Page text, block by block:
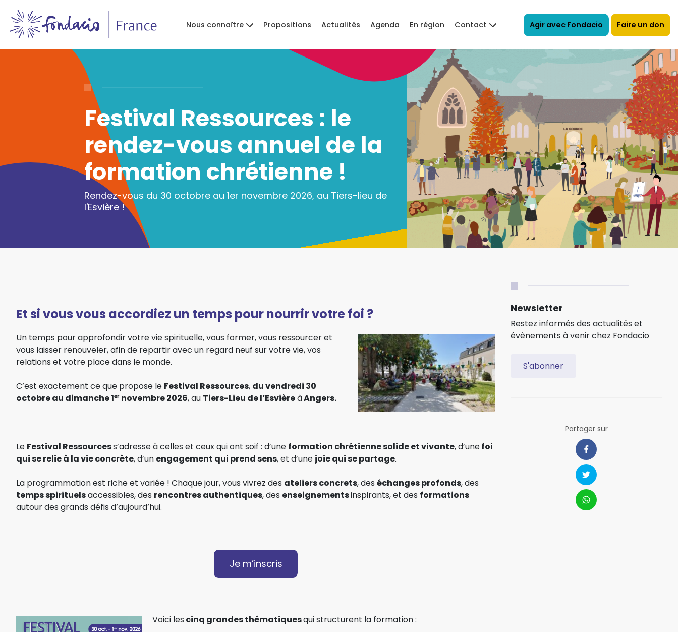
Nous connaître Propositions Actualités Agenda En région Contact Agir avec Fondacio Faire un don
Festival Ressources : le
rendez-vous annuel de la
formation chrétienne !
Rendez-vous du 30 octobre au 1er novembre 2026, au Tiers-lieu de
l'Esvière !
Et si vous vous accordiez un temps pour nourrir votre foi ?
Un temps pour approfondir votre vie spirituelle, vous former, vous ressourcer et
vous laisser renouveler, afin de repartir avec un regard neuf sur votre vie, vos
relations et votre place dans le monde.
C’est exactement ce que propose le Festival Ressources, du vendredi 30
octobre au dimanche 1ᵉʳ novembre 2026, au Tiers-Lieu de l’EsvièreàAngers.
Le Festival Ressourcess’adresse à celles et ceux qui ont soif : d’une formation chrétienne solide et vivante, d’unefoi
qui se relie à la vie concrète, d’un engagement qui prend sens, et d’une joie qui se partage.
La programmation est riche et variée ! Chaque jour, vous vivrez des ateliers concrets, des échanges profonds, des
temps spirituelsaccessibles, des rencontres authentiques, des enseignementsinspirants, et des formations
autour des grands défis d’aujourd’hui.
Je m’inscris
Voici les cinq grandes thématiquesqui structurent la formation :
Newsletter
Restez informés des actualités et
évènements à venir chez Fondacio
S'abonner
Partager sur